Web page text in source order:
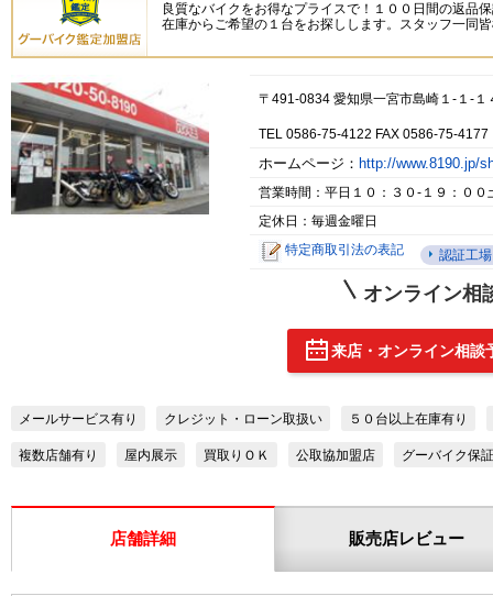
良質なバイクをお得なプライスで！１００日間の返品
在庫からご希望の１台をお探しします。スタッフ一同
〒491-0834 愛知県一宮市島崎１-１-１
TEL 0586-75-4122 FAX 0586-75-4177
ホームページ： http://www.8190.jp/
営業時間：平日１０：３０-１９：０
定休日：毎週金曜日
特定商取引法の表記
認証工
オンライン相
来店・オンライン相談
メールサービス有り クレジット・ローン取扱い ５０台以上在庫有り
複数店舗有り 屋内展示 買取りＯＫ 公取協加盟店 グーバイク保
店舗詳細 販売店レビュー